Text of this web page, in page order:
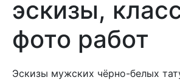
эскизы,
фото работ
Эскизы мужских чёрно-белых